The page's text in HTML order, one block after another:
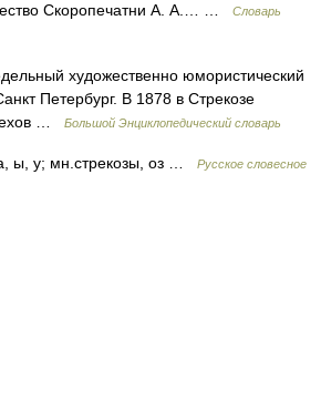
Скоропечатни А. А.… …
Словарь
художественно юмористический
Петербург. В 1878 в Стрекозе
…
Большой Энциклопедический словарь
ы, у; мн.стрекозы, оз …
Русское словесное